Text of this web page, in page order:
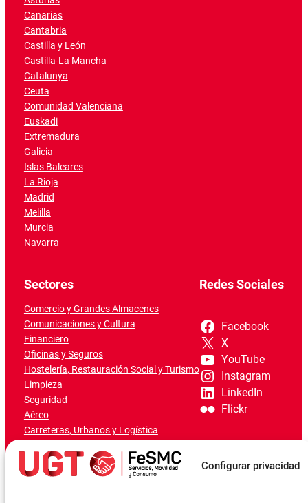
Configurar privacidad
Canarias
Cantabria
Castilla y León
Castilla-La Mancha
Catalunya
Ceuta
Comunidad Valenciana
Euskadi
Extremadura
Galicia
Islas Baleares
La Rioja
Madrid
Melilla
Murcia
Navarra
Sectores
Comercio y Grandes Almacenes
Comunicaciones y Cultura
Financiero
Oficinas y Seguros
Hostelería, Restauración Social y Turismo
Limpieza
Seguridad
Aéreo
Carreteras, Urbanos y Logística
Marítimo-Portuario
Redes Sociales
Facebook
X
YouTube
Instagram
LinkedIn
Flickr